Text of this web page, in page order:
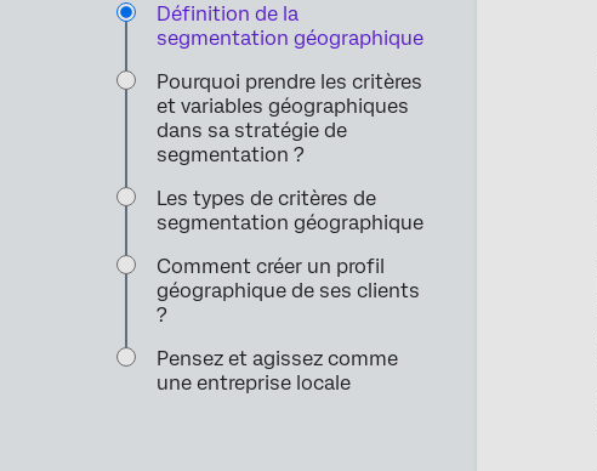
Définition de la
segmentation géographique
Pourquoi prendre les critères
et variables géographiques
dans sa stratégie de
segmentation ?
Les types de critères de
segmentation géographique
Comment créer un profil
géographique de ses clients
?
Pensez et agissez comme
une entreprise locale